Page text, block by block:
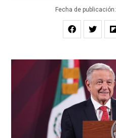
Fecha de publicación: